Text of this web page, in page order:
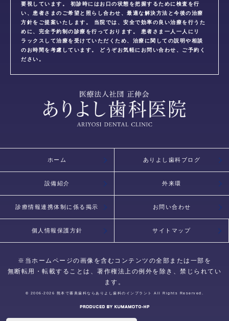
要視しています。 初診時にはお口の状態を把握するために検査を行
い、患者さまのご希望と照らし合わせ、最適な解決方法と今後の治療
方針をご提案いたします。 当院では、安全で効率の良い治療を行うた
めに、完全予約制の診療を行っております。 患者さま一人一人にリ
ラックスして治療を受けていただくため、治療に関しての説明や相談
のお時間を考慮しています。 どうぞお気軽にお問い合わせ、ご予約く
ださい。
ホーム ありよし歯科ブログ
設備紹介 外来環
診療情報連携体制に係る掲示 お問い合わせ
個人情報保護方針 サイトマップ
※当ホームページの画像を含むコンテンツの全部または一部を
無断転用・転載することは、著作権法上の例外を除き、禁じられてい
ます。
© 2006-2026 熊本で審美歯科ならありよし歯科のインプラント All Rights Reserved.